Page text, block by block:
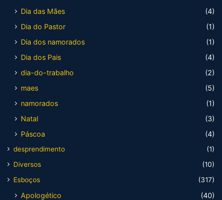
Dia das Mães
(4)
Dia do Pastor
(1)
Dia dos namorados
(1)
Dia dos Pais
(4)
dia-do-trabalho
(2)
maes
(5)
namorados
(1)
Natal
(3)
Páscoa
(4)
desprendimento
(1)
Diversos
(10)
Esboços
(317)
Apologético
(40)